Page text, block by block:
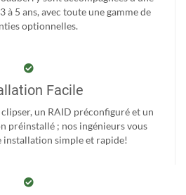
à 5 ans, avec toute une gamme de
optionnelles.
Facile
un RAID préconfiguré et un
préinstallé ; nos ingénieurs vous
installation simple et rapide!